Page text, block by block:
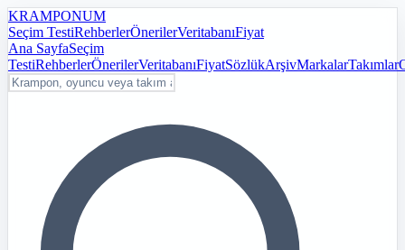
KRAMPONUM
Seçim TestiRehberlerÖnerilerVeritabanıFiyat
Ana SayfaSeçim
TestiRehberlerÖnerilerVeritabanıFiyatSözlükArşivMarkalarTakımlar